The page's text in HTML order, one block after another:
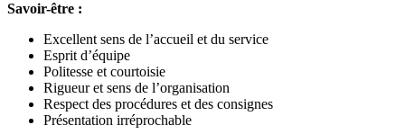
Savoir-être :
Excellent sens de l’accueil et du service
Esprit d’équipe
Politesse et courtoisie
Rigueur et sens de l’organisation
Respect des procédures et des consignes
Présentation irréprochable